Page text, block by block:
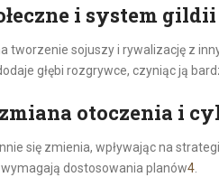
i system gildii
tworzenie sojuszy i rywalizację z
głębi rozgrywce, czyniąc ją
otoczenia i
się zmienia, wpływając na
dostosowania planów4.